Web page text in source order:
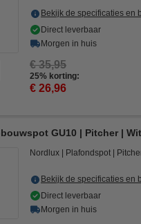
Bekijk de specificaties en
Direct leverbaar
Morgen in huis
€ 35,95
25% korting:
€ 26,96
GU10 | Pitcher | Wit
Nordlux Plafondspot
Bekijk de specificaties en
Direct leverbaar
Morgen in huis